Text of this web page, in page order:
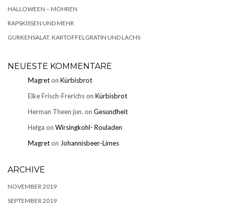
HALLOWEEN – MÖHREN
RAPSKISSEN UND MEHR
GURKENSALAT, KARTOFFELGRATIN UND LACHS
NEUESTE KOMMENTARE
Magreton Kürbisbrot
Elke Frisch-Frerichson Kürbisbrot
Herman Theen jun. on Gesundheit
Helga on Wirsingkohl- Rouladen
Magreton Johannisbeer-Limes
ARCHIVE
NOVEMBER 2019
SEPTEMBER 2019